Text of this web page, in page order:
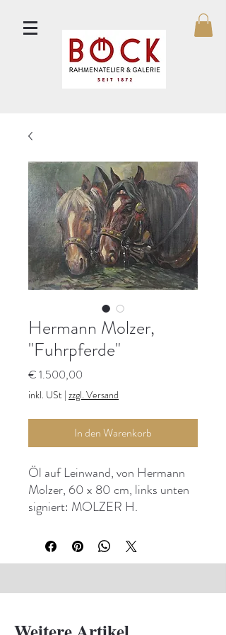
Hermann Molzer,
"Fuhrpferde"
€ 1.500,00
inkl. USt | zzgl. Versand
In den Warenkorb
Öl auf Leinwand, von Hermann
Molzer, 60 x 80 cm, links unten
signiert: MOLZER H.